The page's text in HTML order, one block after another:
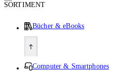
SORTIMENT
Bücher & eBooks
Computer & Smartphones